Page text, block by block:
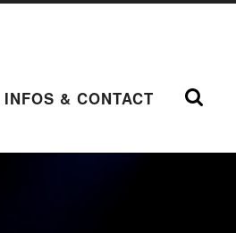
INFOS & CONTACT